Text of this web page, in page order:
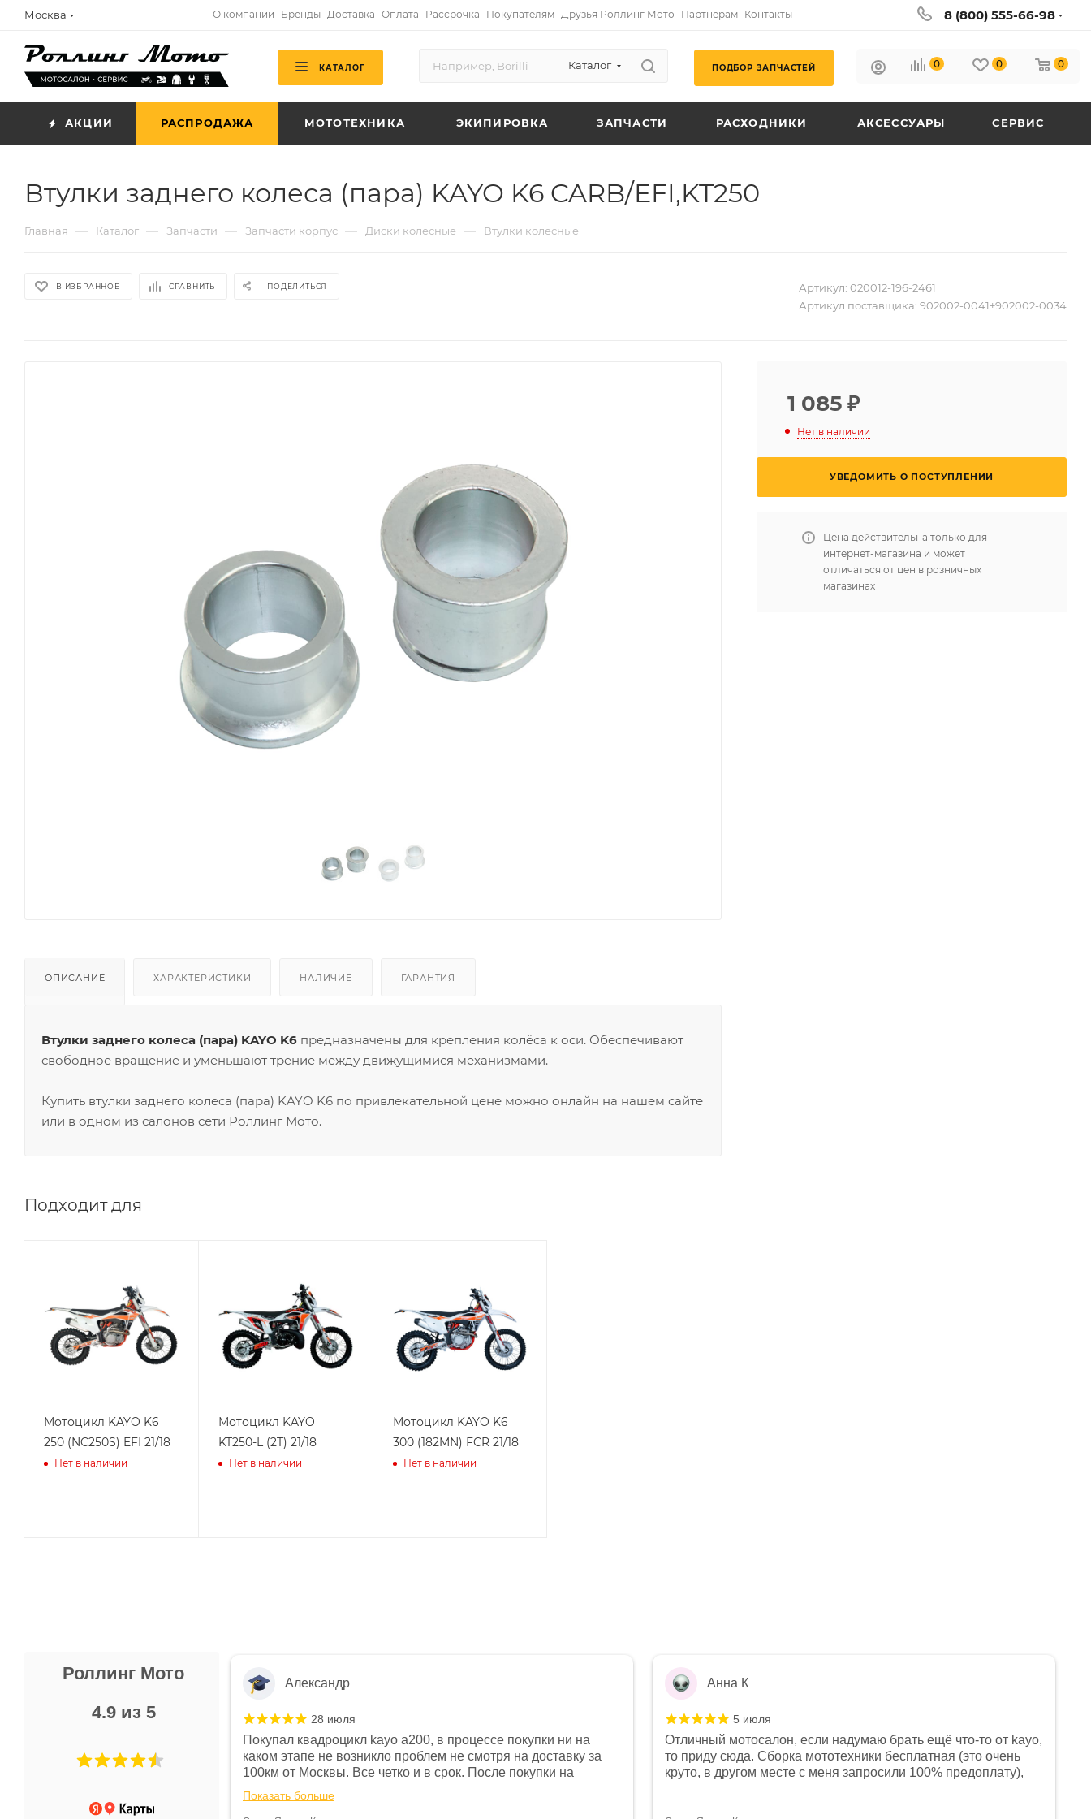
Москва О компании Бренды Доставка Оплата Рассрочка Покупателям Друзья Роллинг Мото Партнёрам Контакты 8 (800) 555-66-98
КАТАЛОГ Каталог ПОДБОР ЗАПЧАСТЕЙ 0 0 0
АКЦИИ РАСПРОДАЖА МОТОТЕХНИКА ЭКИПИРОВКА ЗАПЧАСТИ РАСХОДНИКИ АКСЕССУАРЫ СЕРВИС
Втулки заднего колеса (пара) KAYO K6 CARB/EFI,KT250
Главная — Каталог — Запчасти — Запчасти корпус — Диски колесные — Втулки колесные
В ИЗБРАННОЕ СРАВНИТЬ ПОДЕЛИТЬСЯ Артикул: 020012-196-2461
Артикул поставщика: 902002-0041+902002-0034
ОПИСАНИЕ ХАРАКТЕРИСТИКИ НАЛИЧИЕ ГАРАНТИЯ
Втулки заднего колеса (пара) KAYO K6 предназначены для крепления колёса к оси. Обеспечивают
свободное вращение и уменьшают трение между движущимися механизмами.
Купить втулки заднего колеса (пара) KAYO K6 по привлекательной цене можно онлайн на нашем сайте
или в одном из салонов сети Роллинг Мото.
Подходит для
Мотоцикл KAYO K6
250 (NC250S) EFI 21/18
Нет в наличии
Мотоцикл KAYO
KT250-L (2T) 21/18
Нет в наличии
Мотоцикл KAYO K6
300 (182MN) FCR 21/18
Нет в наличии
1 085 ₽
Нет в наличии
УВЕДОМИТЬ О ПОСТУПЛЕНИИ
Цена действительна только для
интернет-магазина и может
отличаться от цен в розничных
магазинах
Роллинг Мото
4.9 из 5
Не понравились условия
и дают только на год)
Александр
28 июля
Покупал квадроцикл kayo a200, в процессе покупки ни на
каком этапе не возникло проблем не смотря на доставку за
100км от Москвы. Все четко и в срок. После покупки на
спидометре всегда был 0, при этом представители магазина
постоянно были на связи и в итоге проблема была решена.
Показать больше
Анна К
5 июля
Отличный мотосалон, если надумаю брать ещё что-то от kayo,
то приду сюда. Сборка мототехники бесплатная (это очень
круто, в другом месте с меня запросили 100% предоплату),